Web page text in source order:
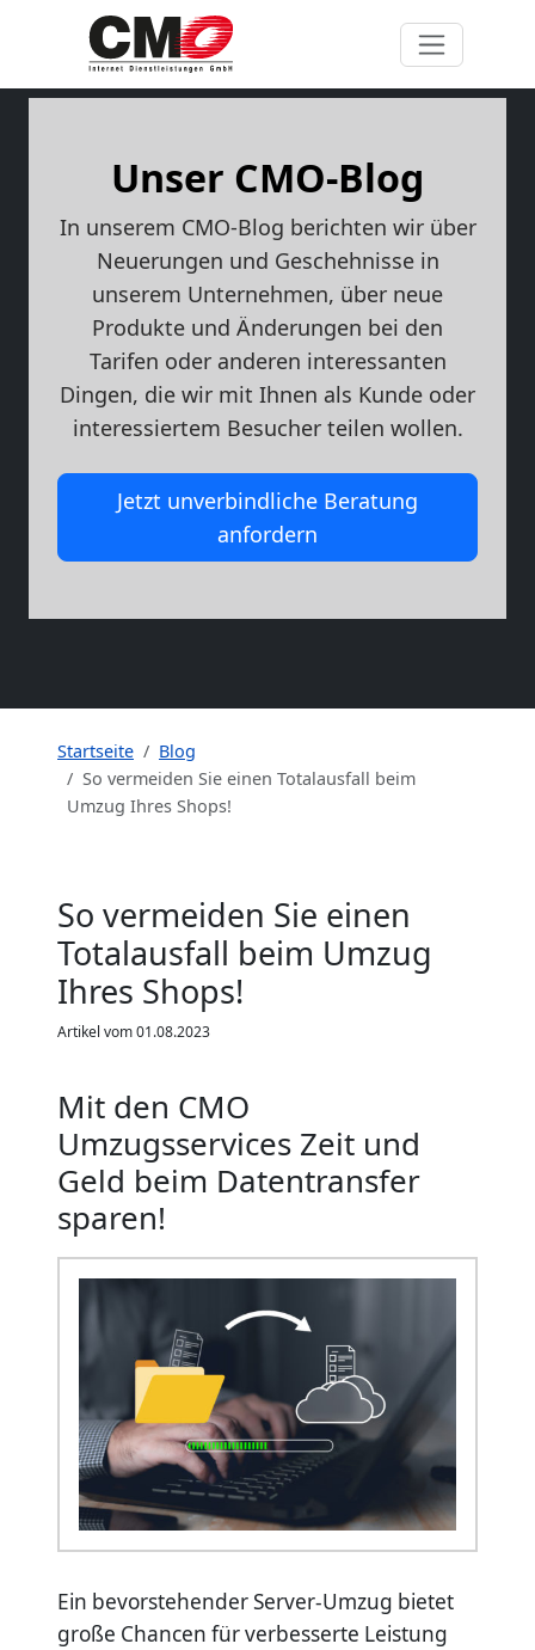
Unser CMO-Blog
In unserem CMO-Blog berichten wir über
Neuerungen und Geschehnisse in
unserem Unternehmen, über neue
Produkte und Änderungen bei den
Tarifen oder anderen interessanten
Dingen, die wir mit Ihnen als Kunde oder
interessiertem Besucher teilen wollen.
Jetzt unverbindliche Beratung
anfordern
Startseite
Blog
So vermeiden Sie einen Totalausfall beim
Umzug Ihres Shops!
So vermeiden Sie einen
Totalausfall beim Umzug
Ihres Shops!
Artikel vom 01.08.2023
Mit den CMO
Umzugsservices Zeit und
Geld beim Datentransfer
sparen!
Ein bevorstehender Server-Umzug bietet
große Chancen für verbesserte Leistung